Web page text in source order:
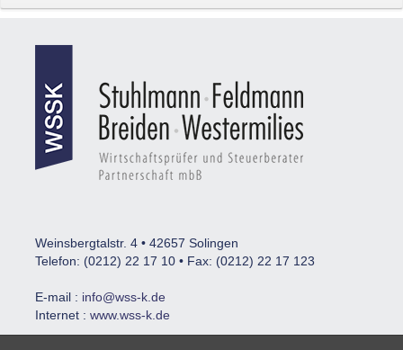
Weinsbergtalstr. 4 • 42657 Solingen
Telefon: (0212) 22 17 10 • Fax: (0212) 22 17 123
E-mail : info@wss-k.de
Internet : www.wss-k.de